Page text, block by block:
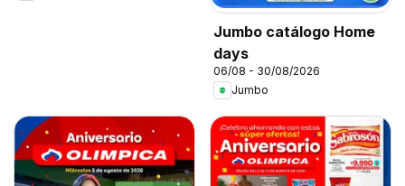
Jumbo catálogo Home
days
06/08 - 30/08/2026
Jumbo